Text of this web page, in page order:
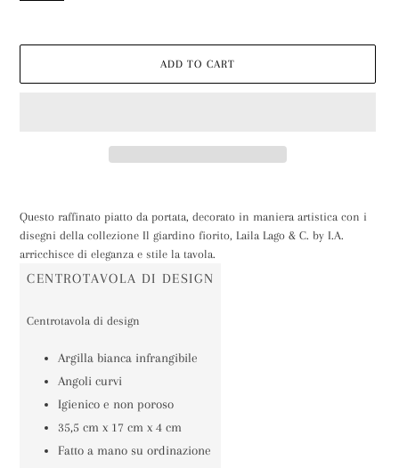
ADD TO CART
to
your
Questo raffinato piatto da portata, decorato in maniera artistica con i
disegni della collezione Il giardino fiorito, Laila Lago & C. by I.A.
arricchisce di eleganza e stile la tavola.
CENTROTAVOLA DI DESIGN
Centrotavola di design
Argilla bianca infrangibile
Angoli curvi
Igienico e non poroso
35,5 cm x 17 cm x 4 cm
Fatto a mano su ordinazione